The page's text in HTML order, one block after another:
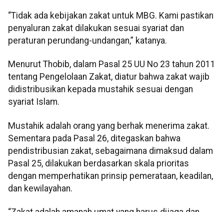
“Tidak ada kebijakan zakat untuk MBG. Kami pastikan
penyaluran zakat dilakukan sesuai syariat dan
peraturan perundang-undangan,” katanya.
Menurut Thobib, dalam Pasal 25 UU No 23 tahun 2011
tentang Pengelolaan Zakat, diatur bahwa zakat wajib
didistribusikan kepada mustahik sesuai dengan
syariat Islam.
Mustahik adalah orang yang berhak menerima zakat.
Sementara pada Pasal 26, ditegaskan bahwa
pendistribusian zakat, sebagaimana dimaksud dalam
Pasal 25, dilakukan berdasarkan skala prioritas
dengan memperhatikan prinsip pemerataan, keadilan,
dan kewilayahan.